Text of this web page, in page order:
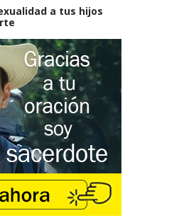
a tus hijos